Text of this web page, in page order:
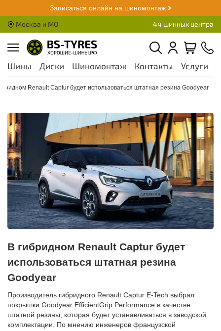
Записаться онлайн на шиномонтаж
Москва и МО 44 шинных центра
Шины Диски Шиномонтаж Контакты Услуги
Renault Captur будет использоваться штатная резина Goodyear
В гибридном Renault Captur будет
использоваться штатная резина
Goodyear
Производитель гибридного Renault Captur E-Tech выбрал
покрышки Goodyear EfficientGrip Performance в качестве
штатной резины, которая будет устанавливаться в заводской
комплектации. По мнению инженеров французской